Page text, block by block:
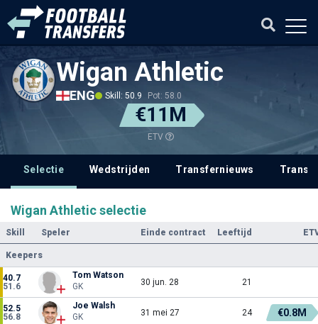
Wigan Athletic
ENG Skill: 50.9 Pot: 58.0
€11M
ETV
Selectie Wedstrijden Transfernieuws
Wigan Athletic selectie
Skill Speler Einde contract Leeftijd
Keepers
40.7
51.6
Tom Watson
GK
30 jun. 28 21
52.5
56.8
Joe Walsh
GK
31 mei 27 24 €0.8M